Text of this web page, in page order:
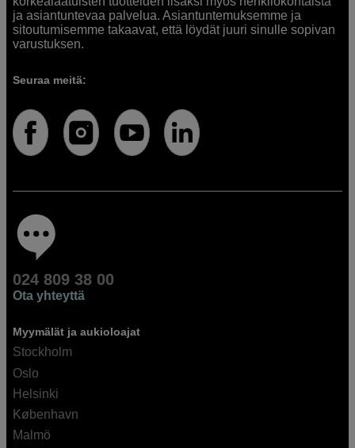
ja asiantuntevaa palvelua. Asiantuntemuksemme ja
sitoutumisemme takaavat, että löydät juuri sinulle sopivan
varustuksen.
Seuraa meitä:
024 809 38 00
Ota yhteyttä
Myymälät ja aukioloajat
Stockholm
Oslo
Helsinki
København
Malmö